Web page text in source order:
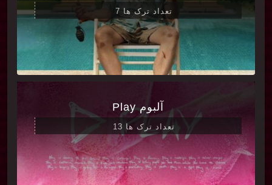
تعداد ترک ها 7
آلبوم Play
تعداد ترک ها 13